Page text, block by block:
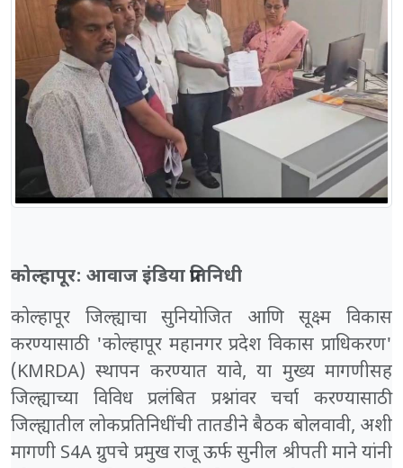
कोल्हापूर: आवाज इंडिया प्रतिनिधी
कोल्हापूर जिल्ह्याचा सुनियोजित आणि सूक्ष्म विकास
करण्यासाठी 'कोल्हापूर महानगर प्रदेश विकास प्राधिकरण'
(KMRDA) स्थापन करण्यात यावे, या मुख्य मागणीसह
जिल्ह्याच्या विविध प्रलंबित प्रश्नांवर चर्चा करण्यासाठी
जिल्ह्यातील लोकप्रतिनिधींची तातडीने बैठक बोलवावी, अशी
मागणी S4A ग्रुपचे प्रमुख राजू ऊर्फ सुनील श्रीपती माने यांनी